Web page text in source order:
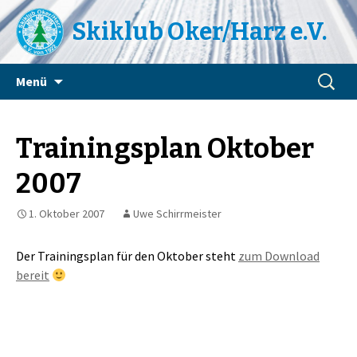
Skiklub Oker/Harz e.V.
Menü
Suchen
nach:
Trainingsplan Oktober
2007
1. Oktober 2007 Uwe Schirrmeister
Der Trainingsplan für den Oktober steht zum Download
bereit